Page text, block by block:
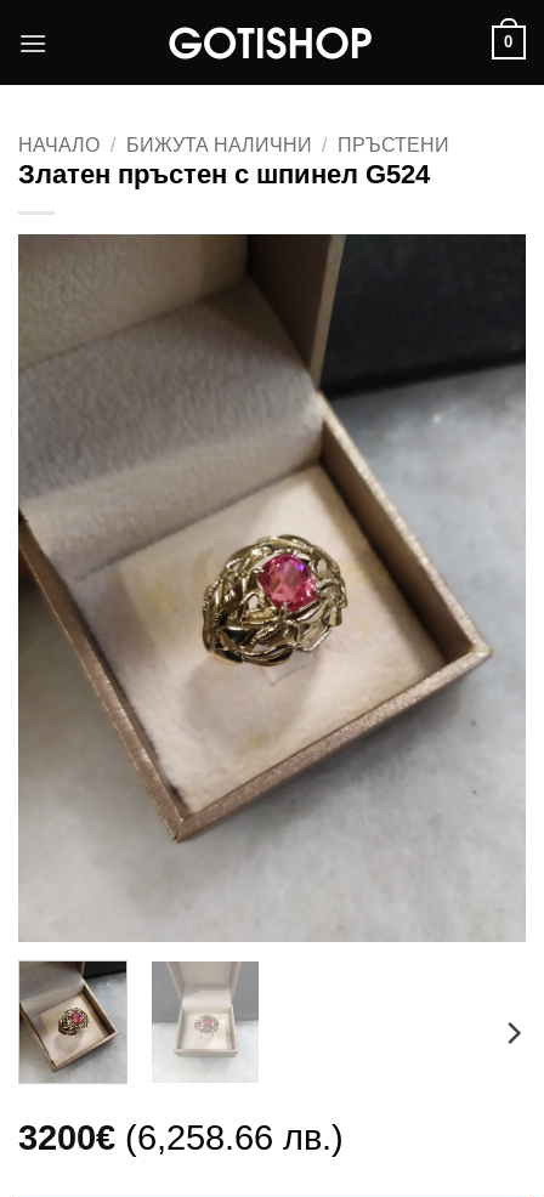
0
НАЧАЛО / БИЖУТА НАЛИЧНИ / ПРЪСТЕНИ
Златен пръстен с шпинел G524
3200€ (6,258.66 лв.)